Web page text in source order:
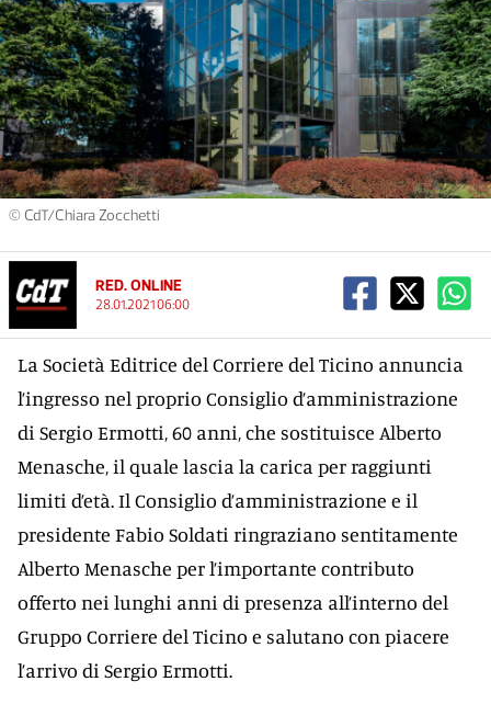
© CdT/Chiara Zocchetti
RED. ONLINE
28.01.2021 06:00
La Società Editrice del Corriere del Ticino annuncia
l’ingresso nel proprio Consiglio d’amministrazione
di Sergio Ermotti, 60 anni, che sostituisce Alberto
Menasche, il quale lascia la carica per raggiunti
limiti d’età. Il Consiglio d’amministrazione e il
presidente Fabio Soldati ringraziano sentitamente
Alberto Menasche per l’importante contributo
offerto nei lunghi anni di presenza all’interno del
Gruppo Corriere del Ticino e salutano con piacere
l’arrivo di Sergio Ermotti.